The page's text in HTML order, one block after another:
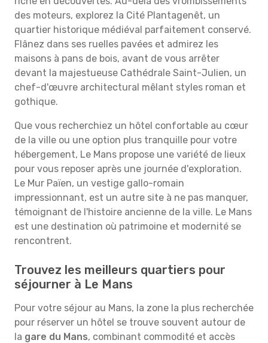
des moteurs, explorez la Cité Plantagenêt, un
quartier historique médiéval parfaitement conservé.
Flânez dans ses ruelles pavées et admirez les
maisons à pans de bois, avant de vous arrêter
devant la majestueuse Cathédrale Saint-Julien, un
chef-d'œuvre architectural mêlant styles roman et
gothique.
Que vous recherchiez un hôtel confortable au cœur
de la ville ou une option plus tranquille pour votre
hébergement, Le Mans propose une variété de lieux
pour vous reposer après une journée d'exploration.
Le Mur Païen, un vestige gallo-romain
impressionnant, est un autre site à ne pas manquer,
témoignant de l'histoire ancienne de la ville. Le Mans
est une destination où patrimoine et modernité se
rencontrent.
Trouvez les meilleurs quartiers pour
séjourner à Le Mans
Pour votre séjour au Mans, la zone la plus recherchée
pour réserver un hôtel se trouve souvent autour de
la gare du Mans, combinant commodité et accès